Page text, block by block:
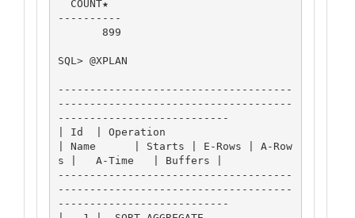
----------
SQL> @XPLAN
-------------------------------------
-------------------------------------
---------------------------
| Id  | Operation
| Name      | Starts | E-Rows | A-Row
s |   A-Time   | Buffers |
-------------------------------------
-------------------------------------
---------------------------